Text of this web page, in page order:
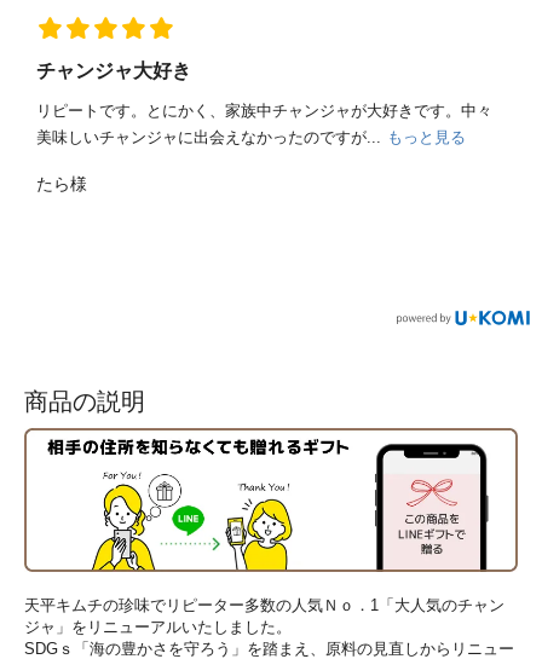
今まで食べた中で最高の味
地元の臨時で開いていたお店で試食して即購入！500gが一瞬で消
えたので、ネットにて900g購入しまし...もっと見る
きみあき様
商品の説明
天平キムチの珍味でリピーター多数の人気Ｎｏ．1「大人気のチャン
ジャ」をリニューアルいたしました。
SDGｓ「海の豊かさを守ろう」を踏まえ、原料の見直しからリニュー